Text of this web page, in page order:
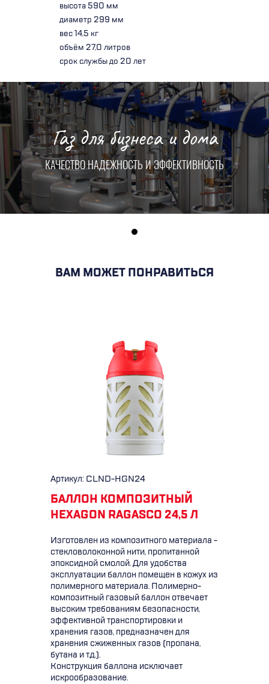
высота 590 мм
диаметр 299 мм
вес 14,5 кг
объём 27,0 литров
срок службы до 20 лет
Газ для бизнеса и дома
КАЧЕСТВО НАДЕЖНОСТЬ И ЭФФЕКТИВНОСТЬ
ВАМ МОЖЕТ ПОНРАВИТЬСЯ
Артикул: CLND-HGN24
БАЛЛОН КОМПОЗИТНЫЙ
HEXAGON RAGASCO 24,5 Л
Изготовлен из композитного материала -
стекловолоконной нити, пропитанной
эпоксидной смолой. Для удобства
эксплуатации баллон помещен в кожух из
полимерного материала. Полимерно-
композитный газовый баллон отвечает
высоким требованиям безопасности,
эффективной транспортировки и
хранения газов, предназначен для
хранения сжиженных газов (пропана,
бутана и т.д.).
Конструкция баллона исключает
искрообразование.